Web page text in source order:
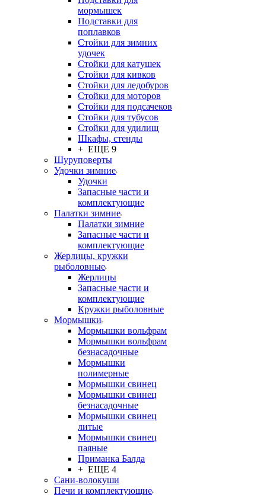
мормышек
Подставки для
поплавков
Стойки для зимних
удочек
Стойки для катушек
Стойки для кивков
Стойки для ледобуров
Стойки для моторов
Стойки для подсачеков
Стойки для тубусов
Стойки для удилищ
Шкафы, стенды
+ ЕЩЕ 9
Шуруповерты
Удочки зимние
Удочки
Запасные части и
комплектующие
Палатки зимние
Палатки зимние
Запасные части и
комплектующие
Жерлицы, кружки
рыболовные
Жерлицы
Запасные части и
комплектующие
Кружки рыболовные
Мормышки
Мормышки вольфрам
Мормышки вольфрам
безнасадочные
Мормышки
полимерные
Мормышки свинец
Мормышки свинец
безнасадочные
Мормышки свинец
литые
Мормышки свинец
паяные
Приманка Балда
+ ЕЩЕ 4
Сани-волокуши
Печи и комплектующие